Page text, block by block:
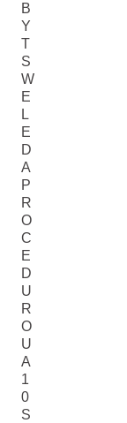
B
Y
T
S
W
E
L
E
D
A
P
R
O
C
E
D
U
R
O
U
A
1
0
S